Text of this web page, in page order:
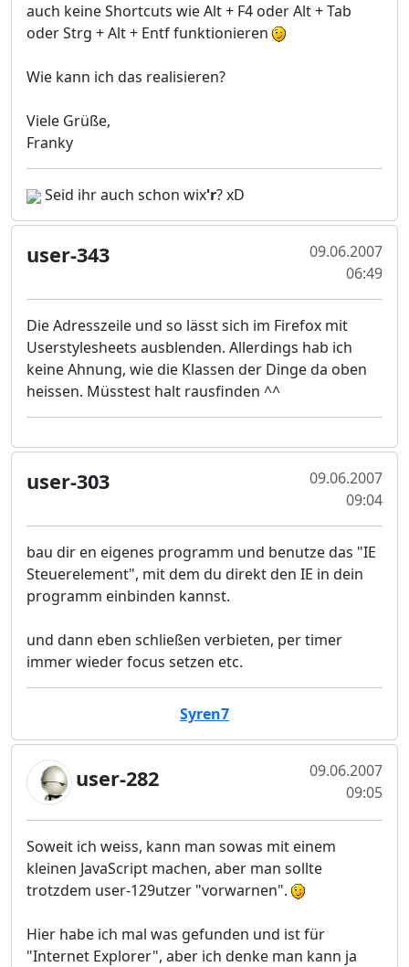
auch keine Shortcuts wie Alt + F4 oder Alt + Tab
oder Strg + Alt + Entf funktionieren
Wie kann ich das realisieren?
Viele Grüße,
Franky
Seid ihr auch schon wix'r? xD
user-343
09.06.2007
06:49
Die Adresszeile und so lässt sich im Firefox mit
Userstylesheets ausblenden. Allerdings hab ich
keine Ahnung, wie die Klassen der Dinge da oben
heissen. Müsstest halt rausfinden ^^
user-303
09.06.2007
09:04
bau dir en eigenes programm und benutze das "IE
Steuerelement", mit dem du direkt den IE in dein
programm einbinden kannst.
und dann eben schließen verbieten, per timer
immer wieder focus setzen etc.
Syren7
user-282
09.06.2007
09:05
Soweit ich weiss, kann man sowas mit einem
kleinen JavaScript machen, aber man sollte
trotzdem user-129utzer "vorwarnen".
Hier habe ich mal was gefunden und ist für
"Internet Explorer", aber ich denke man kann ja